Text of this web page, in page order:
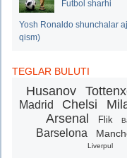
Futbol sharhi
Yosh Ronaldo shunchalar
qism)
TEGLAR BULUTI
Husanov
Madrid
Chelsi
Arsenal Flik
Barselona
Liverpul